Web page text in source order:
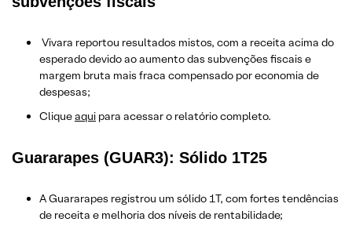
Vivara reportou resultados mistos, com a receita acima do
esperado devido ao aumento das subvenções fiscais e
margem bruta mais fraca compensado por economia de
despesas;
Cliqueaqui para acessar o relatório completo.
Guararapes (GUAR3): Sólido 1T25
A Guararapes registrou um sólido 1T, com fortes tendências
de receita e melhoria dos níveis de rentabilidade;